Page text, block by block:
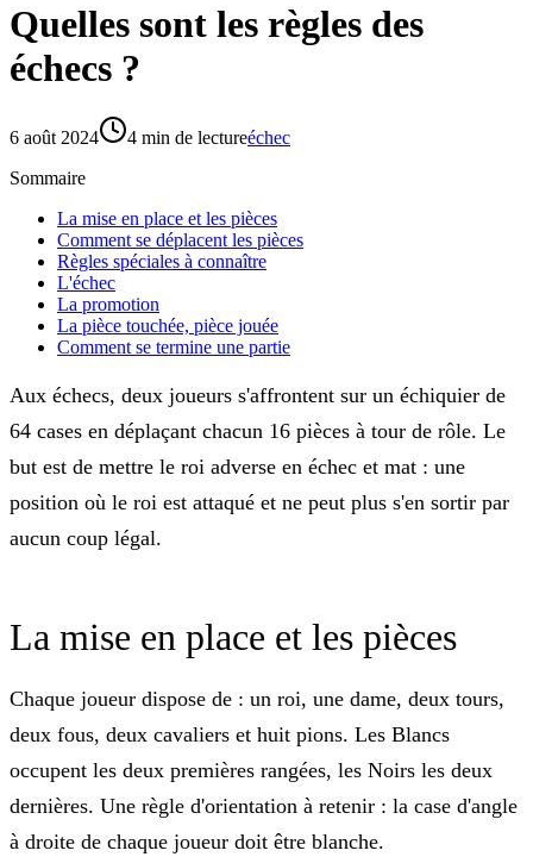
Quelles sont les règles des
échecs ?
6 août 2024 4 min de lectureéchec
Sommaire
La mise en place et les pièces
Comment se déplacent les pièces
Règles spéciales à connaître
L'échec
La promotion
La pièce touchée, pièce jouée
Comment se termine une partie
Aux échecs, deux joueurs s'affrontent sur un échiquier de
64 cases en déplaçant chacun 16 pièces à tour de rôle. Le
but est de mettre le roi adverse en échec et mat : une
position où le roi est attaqué et ne peut plus s'en sortir par
aucun coup légal.
La mise en place et les pièces
Chaque joueur dispose de : un roi, une dame, deux tours,
deux fous, deux cavaliers et huit pions. Les Blancs
occupent les deux premières rangées, les Noirs les deux
dernières. Une règle d'orientation à retenir : la case d'angle
à droite de chaque joueur doit être blanche.